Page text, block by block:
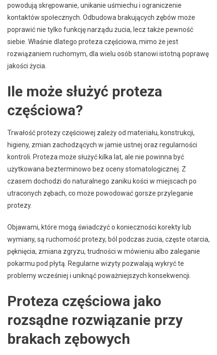
powodują skrępowanie, unikanie uśmiechu i ograniczenie
kontaktów społecznych. Odbudowa brakujących zębów może
poprawić nie tylko funkcję narządu żucia, lecz także pewność
siebie. Właśnie dlatego proteza częściowa, mimo że jest
rozwiązaniem ruchomym, dla wielu osób stanowi istotną poprawę
jakości życia.
Ile może służyć proteza
częściowa?
Trwałość protezy częściowej zależy od materiału, konstrukcji,
higieny, zmian zachodzących w jamie ustnej oraz regularności
kontroli. Proteza może służyć kilka lat, ale nie powinna być
użytkowana bezterminowo bez oceny stomatologicznej. Z
czasem dochodzi do naturalnego zaniku kości w miejscach po
utraconych zębach, co może powodować gorsze przyleganie
protezy.
Objawami, które mogą świadczyć o konieczności korekty lub
wymiany, są ruchomość protezy, ból podczas żucia, częste otarcia,
pęknięcia, zmiana zgryzu, trudności w mówieniu albo zaleganie
pokarmu pod płytą. Regularne wizyty pozwalają wykryć te
problemy wcześniej i uniknąć poważniejszych konsekwencji.
Proteza częściowa jako
rozsądne rozwiązanie przy
brakach zębowych